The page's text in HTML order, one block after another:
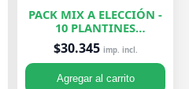
PACK MIX A ELECCIÓN -
10 PLANTINES
EXCLUSIVOS
$30.345 imp. incl.
Agregar al carrito